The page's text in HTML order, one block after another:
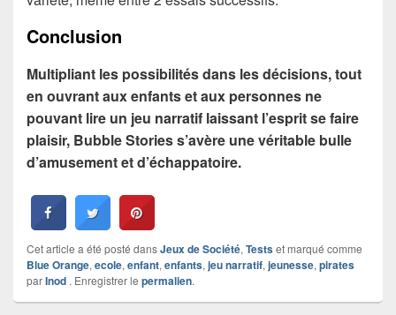
Conclusion
Multipliant les possibilités dans les décisions, tout
en ouvrant aux enfants et aux personnes ne
pouvant lire un jeu narratif laissant l’esprit se faire
plaisir, Bubble Stories s’avère une véritable bulle
d’amusement et d’échappatoire.
Cet article a été posté dansJeux de Société, Testset marqué comme
Blue Orange, ecole, enfant, enfants, jeu narratif, jeunesse, pirates
parInod . Enregistrer le permalien.